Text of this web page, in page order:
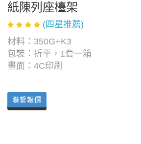
紙陳列座檯架
(四星推薦)
材料：350G+K3
包裝：折平，1套一箱
畫面：4C印刷
聯繫報價